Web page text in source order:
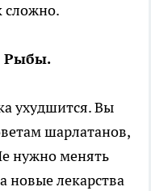
сложно.
Рыбы.
ухудшится. Вы
шарлатанов,
нужно менять
новые лекарства